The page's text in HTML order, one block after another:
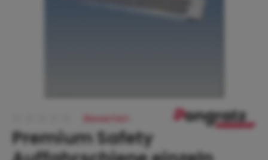
Durchschnittliche Bewertung von 0 von 5 Sternen
Bewerten
Premium Safety